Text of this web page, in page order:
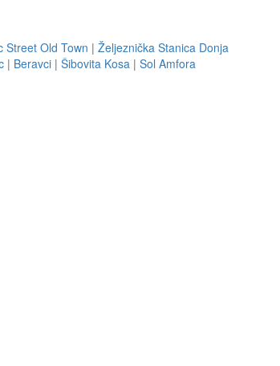
Street Old Town | Željeznička Stanica Donja
| Beravci | Šibovita Kosa | Sol Amfora